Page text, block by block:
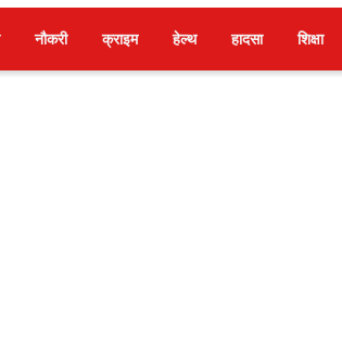
नौकरी क्राइम हेल्थ हादसा शिक्षा